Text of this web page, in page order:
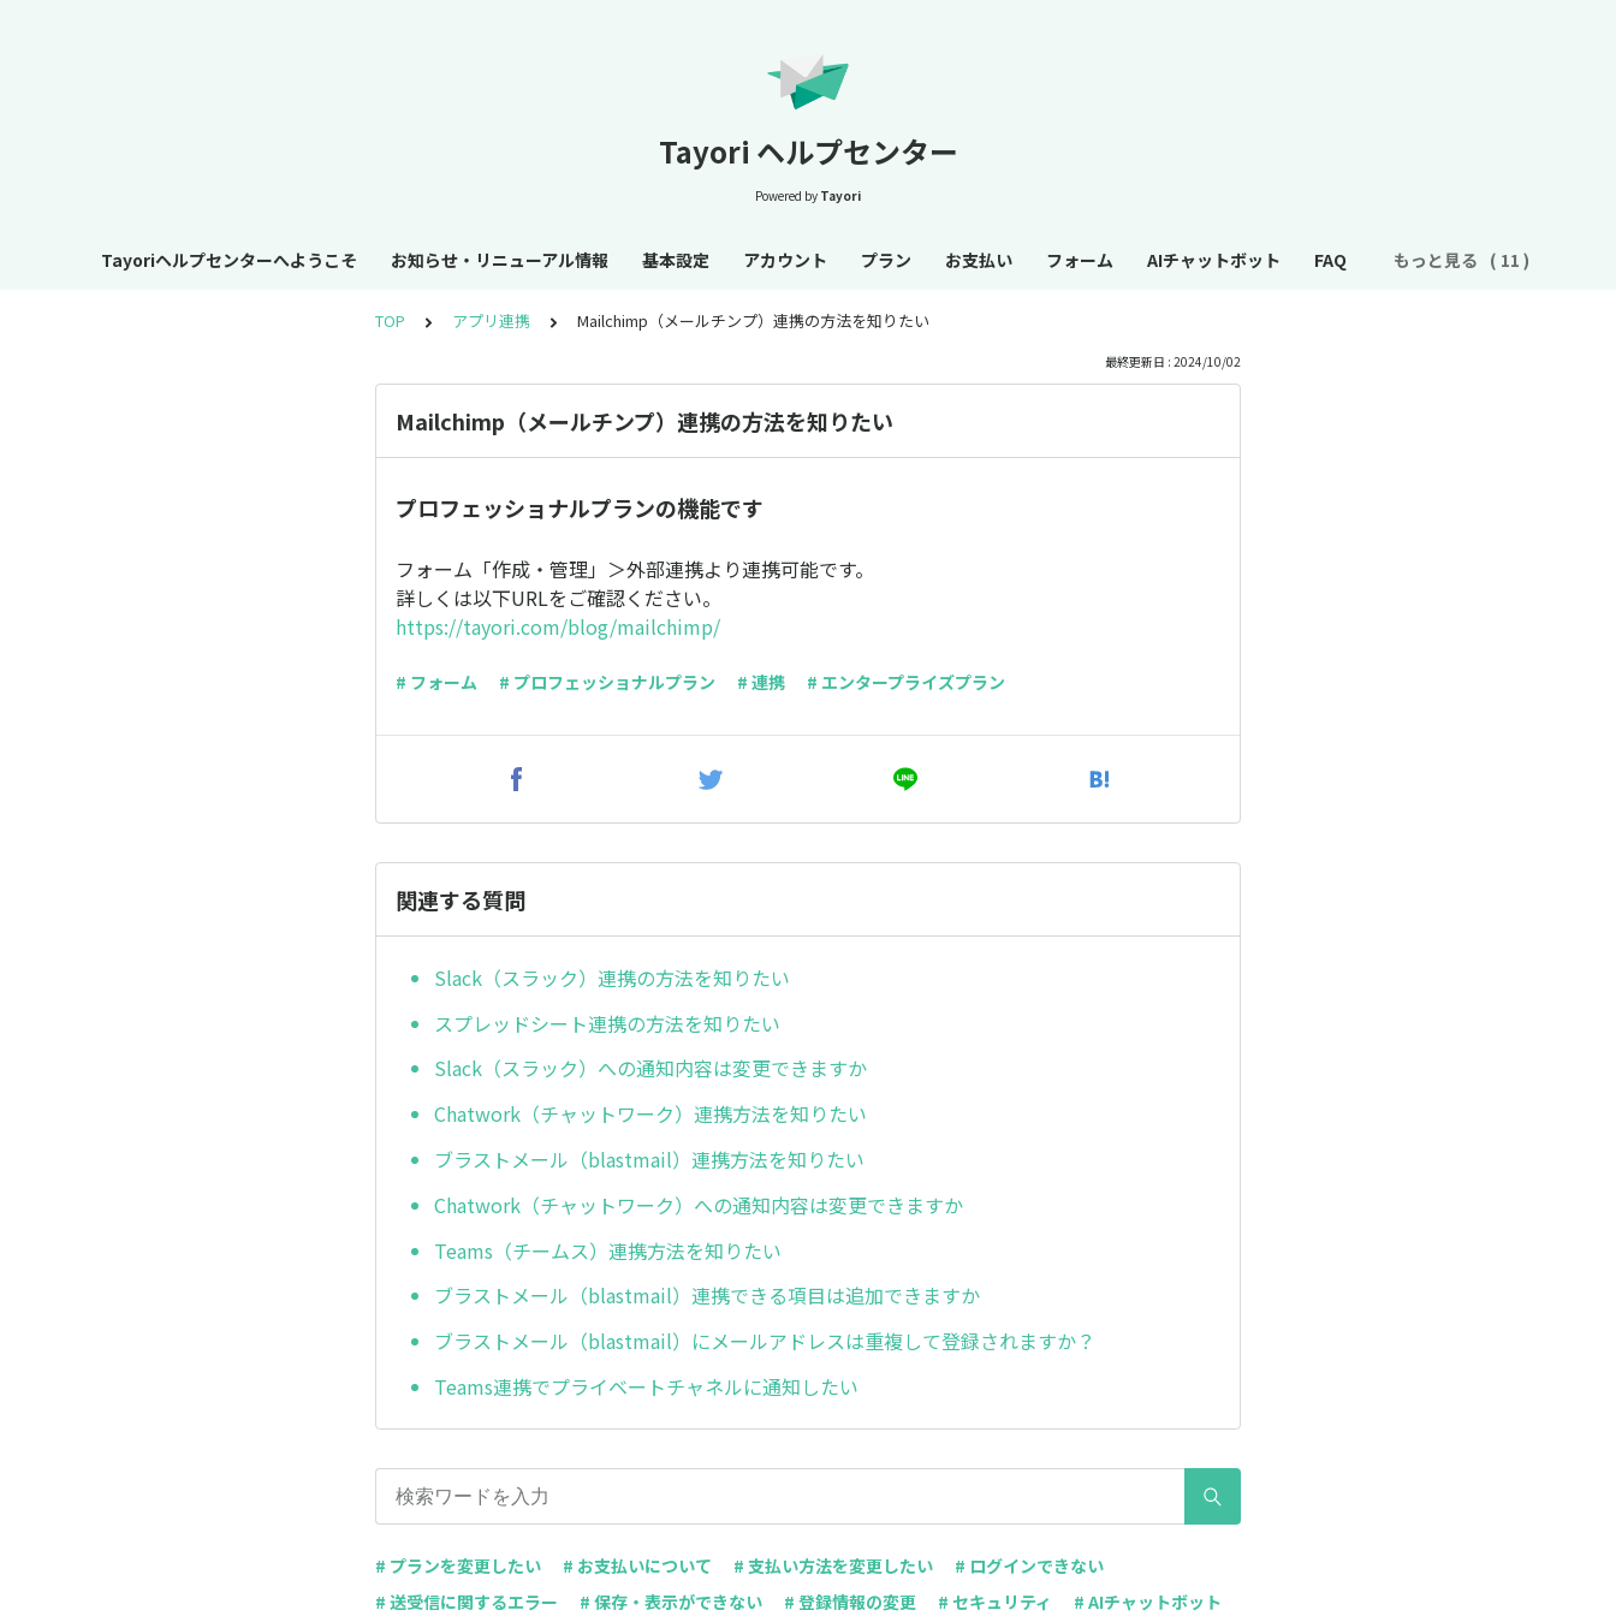
Tayori ヘルプセンター
Powered by Tayori
Tayoriヘルプセンターへようこそ お知らせ・リニューアル情報 基本設定 アカウント プラン お支払い フォーム AIチャットボット FAQ もっと見る
TOP アプリ連携 Mailchimp（メールチンプ）連携の方法を知りたい
最終更新日 : 2024/10/02
Mailchimp（メールチンプ）連携の方法を知りたい
プロフェッショナルプランの機能です
フォーム「作成・管理」＞外部連携より連携可能です。
詳しくは以下URLをご確認ください。
https://tayori.com/blog/mailchimp/
# フォーム # プロフェッショナルプラン # 連携 # エンタープライズプラン
関連する質問
Slack（スラック）連携の方法を知りたい
スプレッドシート連携の方法を知りたい
Slack（スラック）への通知内容は変更できますか
Chatwork（チャットワーク）連携方法を知りたい
ブラストメール（blastmail）連携方法を知りたい
Chatwork（チャットワーク）への通知内容は変更できますか
Teams（チームス）連携方法を知りたい
ブラストメール（blastmail）連携できる項目は追加できますか
ブラストメール（blastmail）にメールアドレスは重複して登録されますか？
Teams連携でプライベートチャネルに通知したい
# プランを変更したい # お支払いについて # 支払い方法を変更したい
# ログインできない
# 送受信に関するエラー
# 保存・表示ができない # 登録情報の変更 # セキュリティ # AIチャットボット